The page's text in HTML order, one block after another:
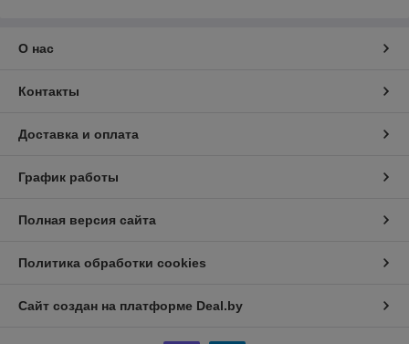
О нас
Контакты
Доставка и оплата
График работы
Полная версия сайта
Политика обработки cookies
Сайт создан на платформе Deal.by